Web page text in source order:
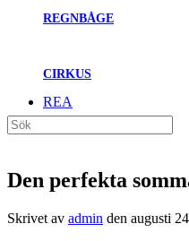
REGNBÅGE
CIRKUS
REA
Den perfekta
Skrivet av admin den augusti